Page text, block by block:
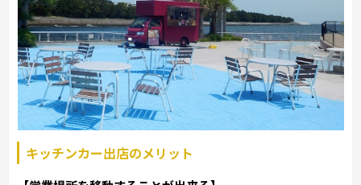
キッチンカー出店のメリット